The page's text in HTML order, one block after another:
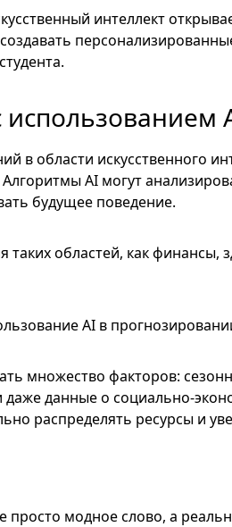
интеллект
в области иcкусственного
AI могут
будущее поведение.
областей, как финансы,
AI в
множество факторов:
данные о социально-
распределять ресурсы и
просто модное слово, а